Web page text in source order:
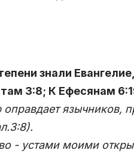
знали
3:8; К Ефесянам
язычников,
- устами моими